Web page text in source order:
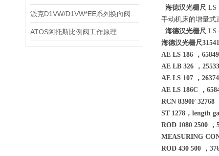
ATOS阿托斯比例阀工作原理
海德汉光栅尺 LS
手动机床的增量
海德汉光栅尺 LS
海德汉光栅尺
AE LS 186 ，
AE LB 326 ，
AE LS 107 ，
AE LS 186C ，
RCN 8390F 32768
ST 1278，length
ROD 1080 2500 ，
MEASURING
ROD 430 500 ，